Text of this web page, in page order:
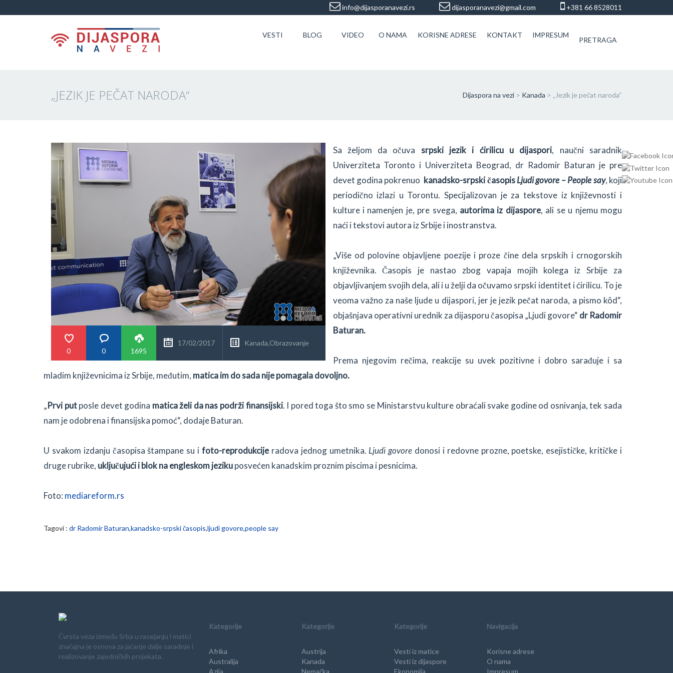
info@dijasporanavezi.rs dijasporanavezi@gmail.com +381 66 8528011
VESTI BLOG VIDEO O NAMA KORISNE ADRESE KONTAKT IMPRESUM
PRETRAGA
„JEZIK JE PEČAT NARODA“ Dijaspora na vezi > Kanada > „Jezik je pečat naroda“
0 0 1695
17/02/2017 Kanada,Obrazovanje
Sa željom da očuva srpski jezik i ćirilicu u dijaspori, naučni saradnik
Univerziteta Toronto i Univerziteta Beograd, dr Radomir Baturan je pre
devet godina pokrenuo kanadsko-srpski časopisLjudi govore – People say, koji
periodično izlazi u Torontu. Specijalizovan je za tekstove iz književnosti i
kulture i namenjen je, pre svega, autorima iz dijaspore, ali se u njemu mogu
naći i tekstovi autora iz Srbije i inostranstva.
„Više od polovine objavljene poezije i proze čine dela srpskih i crnogorskih
književnika. Časopis je nastao zbog vapaja mojih kolega iz Srbije za
objavljivanjem svojih dela, ali i u želji da očuvamo srpski identitet i ćirilicu. To je
veoma važno za naše ljude u dijaspori, jer je jezik pečat naroda, a pismo kôd“,
objašnjava operativni urednik za dijasporu časopisa „Ljudi govore“ dr Radomir
Baturan.
Prema njegovim rečima, reakcije su uvek pozitivne i dobro sarađuje i sa
mladim književnicima iz Srbije, međutim, matica im do sada nije pomagala dovoljno.
„Prvi putposle devet godina matica želi da nas podrži finansijski. I pored toga što smo se Ministarstvu kulture obraćali svake godine od osnivanja, tek sada
nam je odobrena i finansijska pomoć“, dodaje Baturan.
U svakom izdanju časopisa štampane su i foto-reprodukcijeradova jednog umetnika. Ljudi govore donosi i redovne prozne, poetske, esejističke, kritičke i
druge rubrike, uključujući i blok na engleskom jezikuposvećen kanadskim proznim piscima i pesnicima.
Foto: mediareform.rs
Tagovi : dr Radomir Baturan,kanadsko-srpski časopis,ljudi govore,people say
Čvrsta veza između Srba u rasejanju i matici
značajna je osnova za jačanje dalje saradnje i
realizovanje zajedničkih projekata.
Kategorije
Afrika
Australija
Azija
Kategorije
Austrija
Kanada
Nemačka
Kategorije
Vesti iz matice
Vesti iz dijaspore
Ekonomija
Navigacija
Korisne adrese
O nama
Impresum